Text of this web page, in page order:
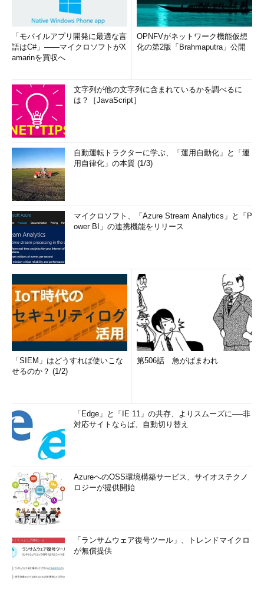
「モバイルアプリ開発に最適な言
語はC#」――マイクロソフトがX
amarinを買収へ
OPNFVがネットワーク機能仮想
化の第2版「Brahmaputra」公開
文字列が他の文字列に含まれているかを調べるに
は？［JavaScript］
自動運転トラクターに学ぶ、「運用自動化」と「運
用自律化」の本質 (1/3)
マイクロソフト、「Azure Stream Analytics」と「P
ower BI」の連携機能をリリース
「SIEM」はどうすれば使いこな
せるのか？ (1/2)
第506話 急がばまわれ
「Edge」と「IE 11」の共存、よりスムーズに──非
対応サイトならば、自動切り替え
AzureへのOSS環境構築サービス、サイオステクノ
ロジーが提供開始
「ランサムウェア復号ツール」、トレンドマイクロ
が無償提供